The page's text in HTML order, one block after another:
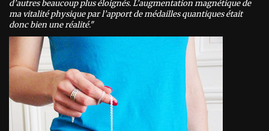
d’autres beaucoup plus éloignés. L’augmentation magnétique de
ma vitalité physique par l’apport de médailles quantiques était
donc bien une réalité."